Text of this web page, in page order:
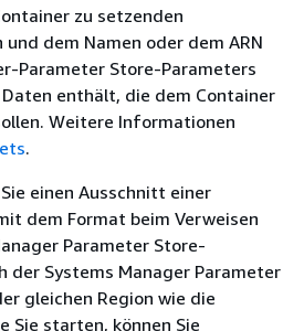
zu setzenden
dem Namen oder dem ARN
Parameter Store-Parameters
enthält, die dem Container
Weitere Informationen
.
einen Ausschnitt einer
dem Format beim Verweisen
Parameter Store-
der Systems Manager Parameter
gleichen Region wie die
Sie starten, können Sie